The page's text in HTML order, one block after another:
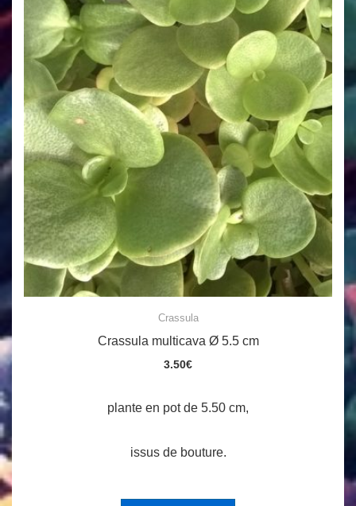
Crassula
Crassula multicava Ø 5.5 cm
3.50€
plante en pot de 5.50 cm,
issus de bouture.